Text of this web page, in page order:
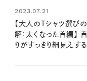
2023.07.21
【大人のTシャツ選び
解：太くなった首編】
りがすっきり細見えする